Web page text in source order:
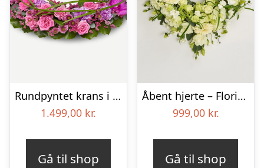
Rundpyntet krans i klassisk stil – pink
1.499,00 kr.
Gå til shop
Åbent hjerte – Floristens kreative valg
999,00 kr.
Gå til shop